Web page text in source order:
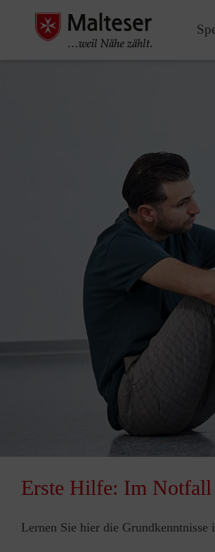
Erste Hilfe: Im Notfall
Lernen Sie hier die